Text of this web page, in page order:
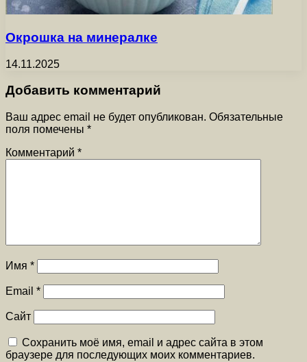
Окрошка на минералке
14.11.2025
Добавить комментарий
Ваш адрес email не будет опубликован. Обязательные
поля помечены *
Комментарий *
Имя *
Email *
Сайт
Сохранить моё имя, email и адрес сайта в этом
браузере для последующих моих комментариев.